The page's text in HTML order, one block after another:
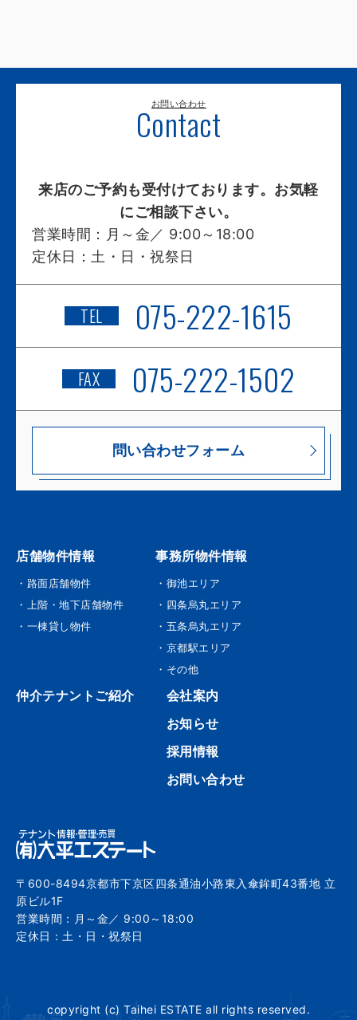
お問い合わせ
Contact
来店のご予約も受付けております。お気軽
にご相談下さい。
営業時間： 月～金／ 9:00～18:00
定休日： 土・日・祝祭日
TEL 075-222-1615
FAX 075-222-1502
問い合わせフォーム
店舗物件情報
・路面店舗物件
・上階・地下店舗物件
・一棟貸し物件
事務所物件情報
・御池エリア
・四条烏丸エリア
・五条烏丸エリア
・京都駅エリア
・その他
仲介テナントご紹介
会社案内
お知らせ
採用情報
お問い合わせ
〒600-8494京都市下京区四条通油小路東入傘鉾町43番地 立
原ビル1F
営業時間：月～金／ 9:00～18:00
定休日：土・日・祝祭日
copyright (c) Taihei ESTATE all rights reserved.